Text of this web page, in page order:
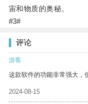
宙和物质的奥秘。
#3#
评论
游客
这款软件的功能非常强大，
2024-08-15